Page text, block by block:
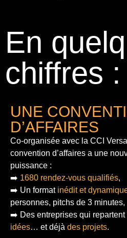
En
chiffres :
UNE
D’AFFAIRES
Co-organisée avec la CCI
convention d’affaires a une
puissance :
➡️ 1680 rendez-vous qualifiés,
➡️ Un format inédit et
personnes, pitchs de 3
➡️ Des entreprises qui repartent
idées… et déjà des projets.